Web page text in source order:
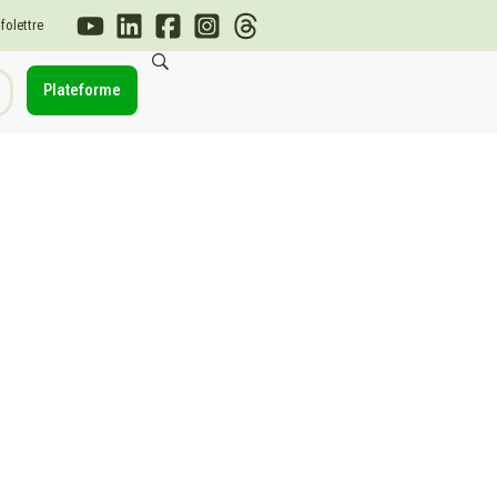
Plateforme